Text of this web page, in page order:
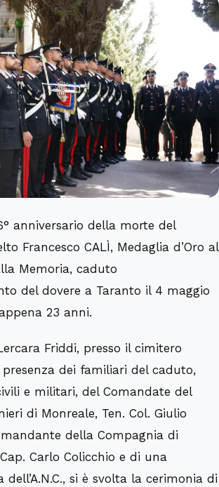
anniversario della morte del
Francesco CALÌ, Medaglia d’Oro al
Memoria, caduto
del dovere a Taranto il 4 maggio
23 anni.
Friddi, presso il cimitero
dei familiari del caduto,
e militari, del Comandate del
di Monreale, Ten. Col. Giulio
della Compagnia di
Carlo Colicchio e di una
dell’A.N.C., si è svolta la cerimonia di